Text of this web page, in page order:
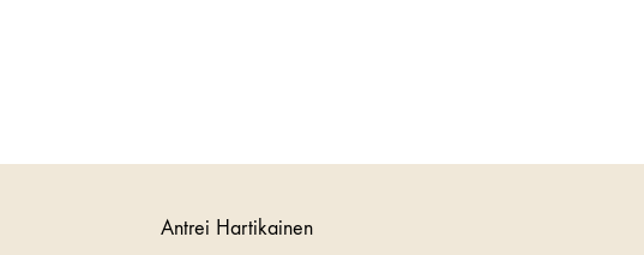
Antrei Hartikainen